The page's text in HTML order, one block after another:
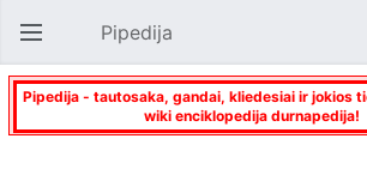
Atverti pagrindinį meniu Pipedija
Pipedija - tautosaka, gandai, kliedesiai ir jokios
wiki enciklopedija durnapedija!